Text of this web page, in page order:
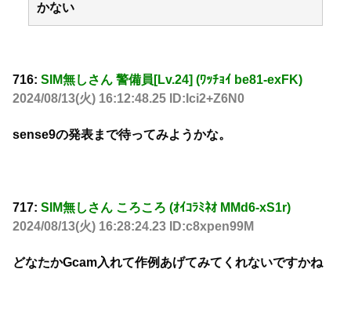
かない
716: SIM無しさん 警備員[Lv.24] (ﾜｯﾁｮｲ be81-exFK)
2024/08/13(火) 16:12:48.25 ID:Ici2+Z6N0
sense9の発表まで待ってみようかな。
717: SIM無しさん ころころ (ｵｲｺﾗﾐﾈｵ MMd6-xS1r)
2024/08/13(火) 16:28:24.23 ID:c8xpen99M
どなたかGcam入れて作例あげてみてくれないですかね